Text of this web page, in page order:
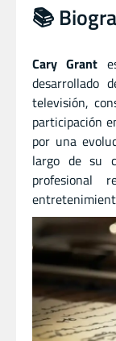
📚
Cary Grant
televisión,
participación
por una
largo de su
profesional